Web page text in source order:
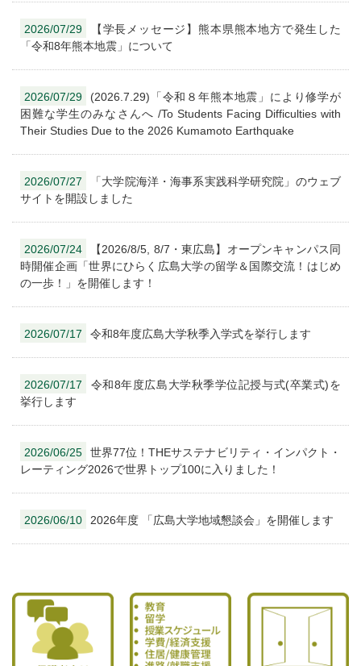
2026/07/29
【学長メッセージ】熊本県熊本地方で発生した
「令和8年熊本地震」について
2026/07/29
(2026.7.29)「令和８年熊本地震」により修学が
困難な学生のみなさんへ /To Students Facing Difficulties with
Their Studies Due to the 2026 Kumamoto Earthquake
2026/07/27
「大学院海洋・海事系実践科学研究院」のウェブ
サイトを開設しました
2026/07/24
【2026/8/5, 8/7・東広島】オープンキャンパス同
時開催企画「世界にひらく広島大学の留学＆国際交流！はじめ
の一歩！」を開催します！
2026/07/17 令和8年度広島大学秋季入学式を挙行します
2026/07/17
令和8年度広島大学秋季学位記授与式(卒業式)を
挙行します
2026/06/25
世界77位！THEサステナビリティ・インパクト・
レーティング2026で世界トップ100に入りました！
2026/06/10 2026年度 「広島大学地域懇談会」を開催します